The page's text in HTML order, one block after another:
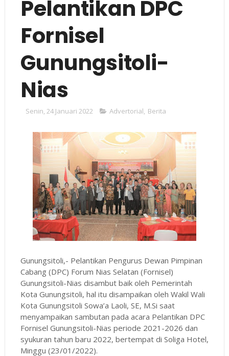
Pelantikan DPC
Fornisel
Gunungsitoli-
Nias
Senin, 24 Januari 2022 Advertorial, Berita
Gunungsitoli,- Pelantikan Pengurus Dewan Pimpinan
Cabang (DPC) Forum Nias Selatan (Fornisel)
Gunungsitoli-Nias disambut baik oleh Pemerintah
Kota Gunungsitoli, hal itu disampaikan oleh Wakil Wali
Kota Gunungsitoli Sowa’a Laoli, SE, M.Si saat
menyampaikan sambutan pada acara Pelantikan DPC
Fornisel Gunungsitoli-Nias periode 2021-2026 dan
syukuran tahun baru 2022, bertempat di Soliga Hotel,
Minggu (23/01/2022).